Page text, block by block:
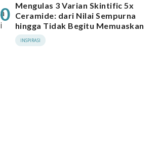
Mengulas 3 Varian Skintific 5x
Ceramide: dari Nilai Sempurna
hingga Tidak Begitu Memuaskan
INSPIRASI